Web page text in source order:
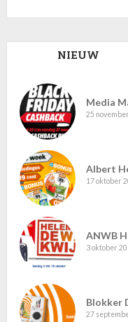
Beter Bed
IKEA
Leen Bakker
Seats and Sofas
Media
25
Albert
17 oktober
ANWB
3 oktober
Blokker
27